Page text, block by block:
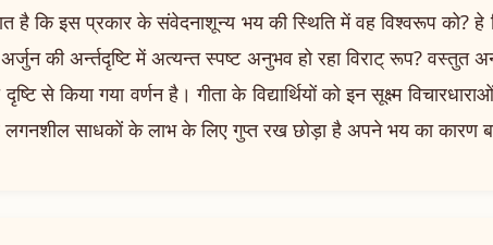
है कि इस प्रकार के संवेदनाशून्य भय की स्थिति में वह विश्वरूप को? हे
की अर्न्तदृष्टि में अत्यन्त स्पष्ट अनुभव हो रहा विराट् रूप? वस्तुत
से किया गया वर्णन है। गीता के विद्यार्थियों को इन सूक्ष्म
लगनशील साधकों के लाभ के लिए गुप्त रख छोड़ा है अपने भय का कारण